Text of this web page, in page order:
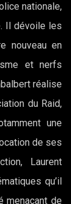
nationale,
Il dévoile les
nouveau en
et nerfs
réalise
du Raid,
une
de ses
Laurent
qu’il
menaçant de